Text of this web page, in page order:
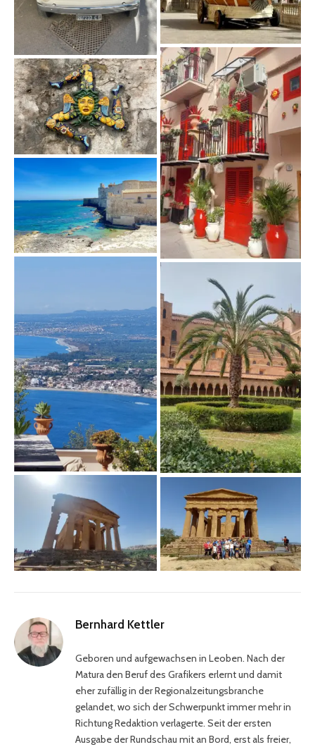
Bernhard Kettler
Geboren und aufgewachsen in Leoben. Nach der
Matura den Beruf des Grafikers erlernt und damit
eher zufällig in der Regionalzeitungsbranche
gelandet, wo sich der Schwerpunkt immer mehr in
Richtung Redaktion verlagerte. Seit der ersten
Ausgabe der Rundschau mit an Bord, erst als freier,